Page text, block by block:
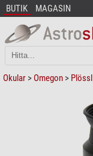
BUTIK MAGASIN
Okular > Omegon > Plössl